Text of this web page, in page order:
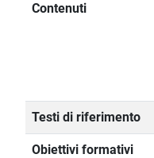
Contenuti
Testi di riferimento
Obiettivi formativi